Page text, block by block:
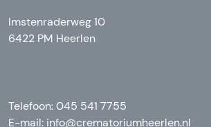
Imstenraderweg 10
6422 PM Heerlen
Telefoon: 045 541 7755
E-mail: info@crematoriumheerlen.nl